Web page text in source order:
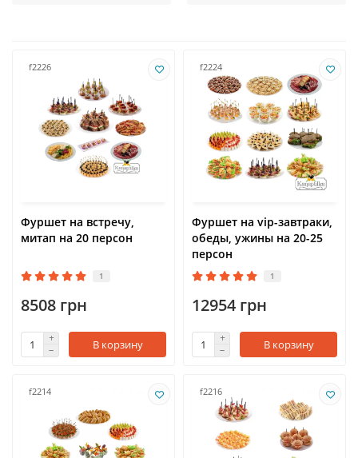
f2226
Фуршет на встречу,
митап на 20 персон
1
8508 грн
В корзину
f2224
Фуршет на vip-завтраки,
обеды, ужины на 20-25
персон
1
12954 грн
В корзину
f2214 f2216